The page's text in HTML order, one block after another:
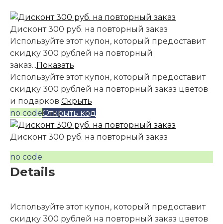
Дисконт 300 руб. на повторный заказ
Используйте этот купон, который предоставит
скидку 300 рублей на повторный
заказ...Показать
Используйте этот купон, который предоставит
скидку 300 рублей на повторный заказ цветов
и подарков Скрыть
no codeОткрыть код
Дисконт 300 руб. на повторный заказ
no code
Details
Используйте этот купон, который предоставит
скидку 300 рублей на повторный заказ цветов